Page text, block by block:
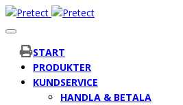
START
PRODUKTER
KUNDSERVICE
HANDLA & BETALA